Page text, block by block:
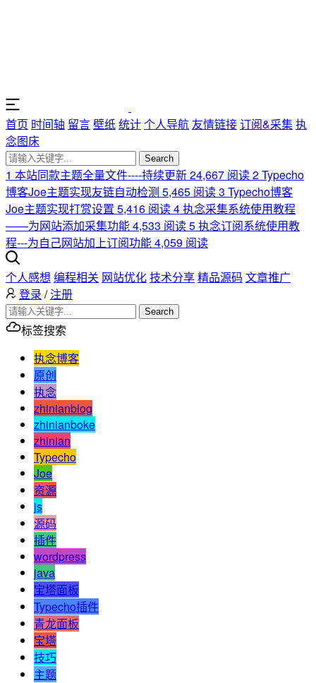
首页 时间轴 留言壁纸统计个人导航 友情链接订阅&采集执
念图床
Search
1 本站同款主题全量文件----持续更新24,667 阅读2Typecho
博客Joe主题实现友链自动检测 5,465 阅读3 Typecho博客
Joe主题实现打赏设置 5,416 阅读4执念采集系统使用教程
——为网站添加采集功能4,533 阅读5执念订阅系统使用教
程---为自己网站加上订阅功能4,059 阅读
个人感想 编程相关 网站优化技术分享精品源码 文章推广
登录 /注册
Search
标签搜索
执念博客
原创
执念
zhinianblog
zhinianboke
zhinian
Typecho
Joe
资源
js
源码
插件
wordpress
java
宝塔面板
Typecho插件
青龙面板
宝塔
技巧
主题